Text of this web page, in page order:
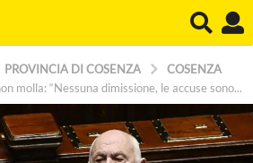
PROVINCIA DI COSENZA
COSENZA
molla: “Nessuna dimissione, le accuse sono...